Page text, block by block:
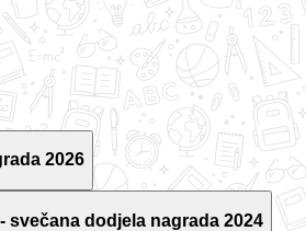
2026
svečana dodjela nagrada 2024